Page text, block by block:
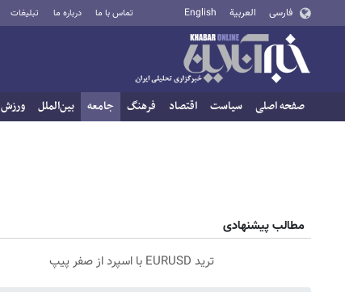
فارسی العربية English تماس با ما درباره ما تبلیغات
صفحه اصلی سیاست اقتصاد فرهنگ جامعه بین‌الملل ورزش
مطالب پیشنهادی
ترید EURUSD با اسپرد از صفر پیپ